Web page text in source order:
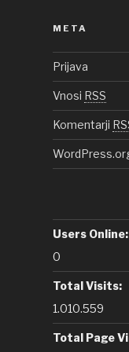
META
Prijava
Vnosi RSS
Komentarji
Users Online:
0
Total Visits:
1.010.559
Total Page